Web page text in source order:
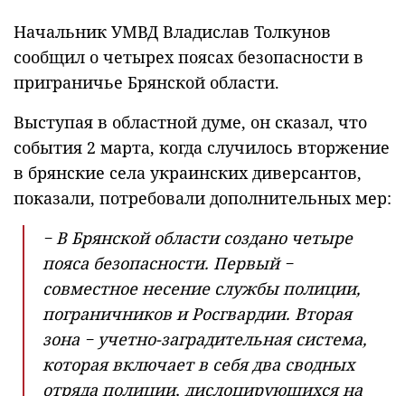
Начальник УМВД Владислав Толкунов
сообщил о четырех поясах безопасности в
приграничье Брянской области.
Выступая в областной думе, он сказал, что
события 2 марта, когда случилось вторжение
в брянские села украинских диверсантов,
показали, потребовали дополнительных мер:
− В Брянской области создано четыре
пояса безопасности. Первый −
совместное несение службы полиции,
пограничников и Росгвардии. Вторая
зона − учетно-заградительная система,
которая включает в себя два сводных
отряда полиции, дислоцирующихся на